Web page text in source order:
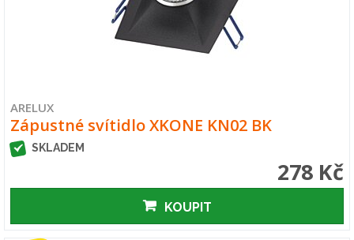
ARELUX
Zápustné svítidlo XKONE KN02 BK
SKLADEM
278 Kč
KOUPIT